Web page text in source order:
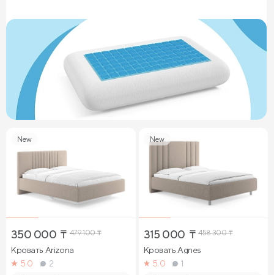
New
350 000 ₸ 479 100₸
Кровать Arizona
5.0
2
New
315 000 ₸ 458 300₸
Кровать Agnes
5.0
1